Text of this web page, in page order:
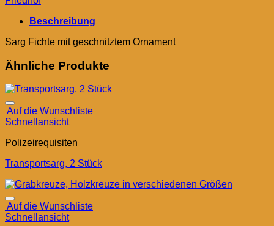
Beschreibung
Sarg Fichte mit geschnitztem Ornament
Ähnliche Produkte
Auf die Wunschliste
Schnellansicht
Polizeirequisiten
Transportsarg, 2 Stück
Auf die Wunschliste
Schnellansicht